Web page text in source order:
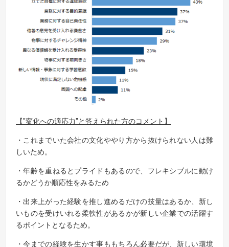
【"変化への適応力"と答えられた方のコメント】
・これまでいた会社の文化ややり方から抜けられない人は難
しいため。
・年齢を重ねるとプライドもあるので、フレキシブルに動け
るかどうか順応性をみるため
・出来上がった経験を推し進めるだけの技量はあるか、新し
いものを受けいれる柔軟性があるかが新しい企業での活躍す
るポイントとなるため。
・今までの経験を生かす事ももちろん必要だが、新しい環境